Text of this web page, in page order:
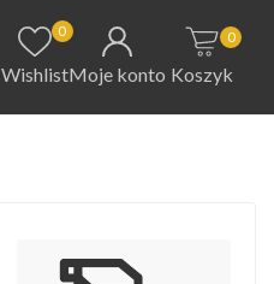
0
WishlistMoje konto Koszyk
0